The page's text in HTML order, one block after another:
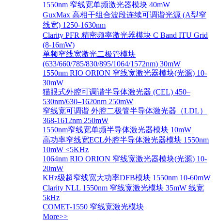
1550nm 窄线宽单频激光器模块 40mW
GuxMax 高相干组合波段连续可调谐光源 (A型窄
线宽) 1250-1630nm
Clarity PFR 精密频率激光器模块 C Band ITU Grid
(8-16mW)
单频窄线宽激光二极管模块
(633/660/785/830/895/1064/1572nm) 30mW
1550nm RIO ORION 窄线宽激光器模块(光源) 10-
30mW
猫眼式外腔可调谐半导体激光器 (CEL) 450–
530nm/630–1620nm 250mW
窄线宽可调谐 外腔二极管半导体激光器（LDL）
368-1612nm 250mW
1550nm窄线宽单频半导体激光器模块 10mW
高功率窄线宽ECL外腔半导体激光器模块 1550nm
10mW <5KHz
1064nm RIO ORION 窄线宽激光器模块(光源) 10-
20mW
KHz级超窄线宽大功率DFB模块 1550nm 10-60mW
Clarity NLL 1550nm 窄线宽激光模块 35mW 线宽
5kHz
COMET-1550 窄线宽激光模块
More>>